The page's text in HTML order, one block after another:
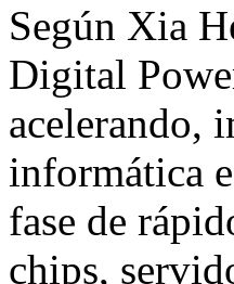
Según Xia
Digital
acelerando,
informática
fase de
chips,